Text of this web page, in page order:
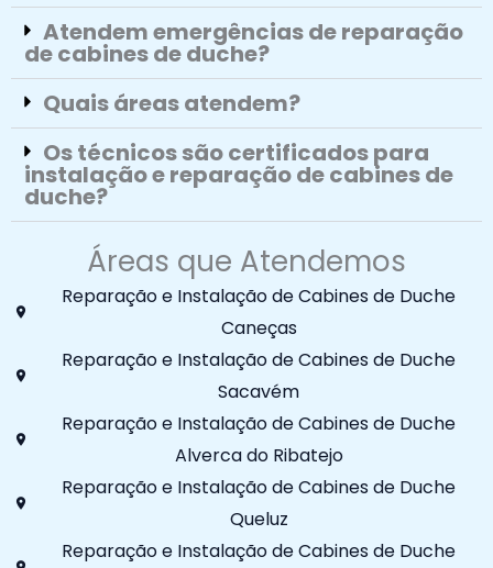
Atendem emergências de reparação
de cabines de duche?
Quais áreas atendem?
Os técnicos são certificados para
instalação e reparação de cabines de
duche?
Áreas que Atendemos
Reparação e Instalação de Cabines de Duche
Caneças
Reparação e Instalação de Cabines de Duche
Sacavém
Reparação e Instalação de Cabines de Duche
Alverca do Ribatejo
Reparação e Instalação de Cabines de Duche
Queluz
Reparação e Instalação de Cabines de Duche